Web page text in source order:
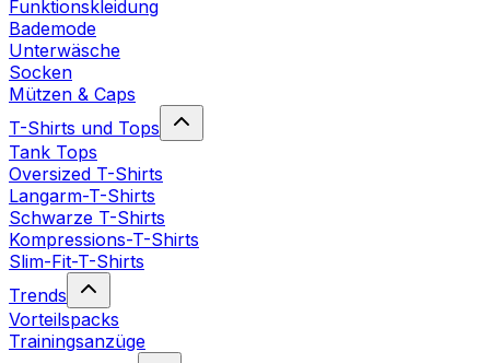
Funktionskleidung
Bademode
Unterwäsche
Socken
Mützen & Caps
T-Shirts und Tops
Tank Tops
Oversized T-Shirts
Langarm-T-Shirts
Schwarze T-Shirts
Kompressions-T-Shirts
Slim-Fit-T-Shirts
Trends
Vorteilspacks
Trainingsanzüge